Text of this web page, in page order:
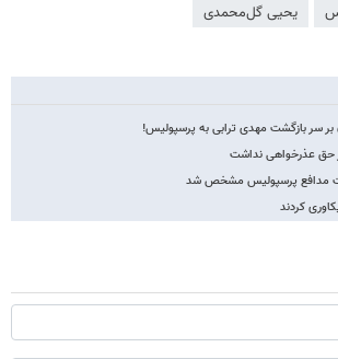
یحیی گل‌محمدی
بر سر بازگشت مهدی ترابی به پرسپولیس!
حق عذرخواهی نداشت
مدافع پرسپولیس مشخص شد
کردند